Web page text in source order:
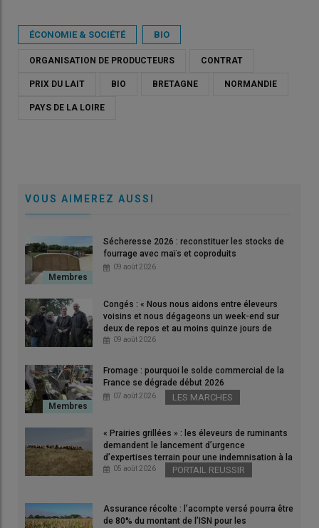
Malgré la crise du lait bio, l'OP Bio commun a perdu peu
d'adhérents, environ 25 sur les deux dernières années, sur 500
exploitations laitières.
© C. Pruilh
« Notre objectif est de faire adhérer à notre OP
les éleveurs qui
pour peser dans lesnégociations», a indiqué Pierre Moineau,
président de l'OP transversaleBio commun,ex OP lait bio
Seine et Loire
. Cette organisation représente environ 500
(200 millions de litres de lait) et négocie les contrats
cadre et les formules deprix du lait avec septlaiteries
différentes : Lactalis, Saint Père, Danone, Olga, Montsûr, Sill
ÉCONOMIE & SOCIÉTÉ BIO
ORGANISATION DE PRODUCTEURS CONTRAT
PRIX DU LAIT BIO BRETAGNE NORMANDIE
PAYS DE LA LOIRE
VOUS AIMEREZ AUSSI
Sécheresse 2026 : reconstituer les stocks de
fourrage avec maïs et coproduits
09 août 2026
Congés : « Nous nous aidons entre éleveurs
voisins et nous dégageons un week-end sur
deux de repos et au moins quinze jours de
vacances par an » dans les Côtes-d’Armor
09 août 2026
Fromage : pourquoi le solde commercial de la
France se dégrade début 2026
07 août 2026 LES MARCHES
« Prairies grillées » : les éleveurs de ruminants
demandent le lancement d’urgence
d’expertises terrain pour une indemnisation à la
hauteur des dégâts
05 août 2026 PORTAIL REUSSIR
Assurance récolte : l’acompte versé pourra être
de 80% du montant de l’ISN pour les